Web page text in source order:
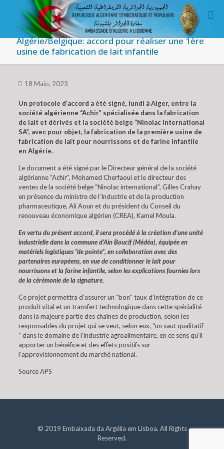
Algérie/Belgique: accord pour réaliser une 1ère
usine de fabrication de lait infantile
18 Maio, 2023
Un protocole d’accord a été signé, lundi à Alger, entre la
société algérienne “Achir” spécialisée dans la fabrication
de lait et dérivés et la société belge “Ninolac international
SA”, avec pour objet, la fabrication de la première usine de
fabrication de lait pour nourrissons et de farine infantile
en Algérie.
Le document a été signé par le Directeur général de la société
algérienne “Achir”, Mohamed Cherfaoui et le directeur des
ventes de la société belge “Ninolac international”, Gilles Crahay
en présence du ministre de l’Industrie et de la production
pharmaceutique, Ali Aoun et du président du Conseil du
renouveau économique algérien (CREA), Kamel Moula.
En vertu du présent accord, il sera procédé à la création d’une unité
industrielle dans la commune d’Ain Boucif (Médéa), équipée en
matériels logistiques “de pointe”, en collaboration avec des
partenaires européens, en vue de conditionner le lait pour
nourrissons et la farine infantile, selon les explications fournies lors
de la cérémonie de la signature.
Ce projet permettra d’assurer un “bon” taux d’intégration de ce
produit vital et un transfert technologique dans cette spécialité
dans la majeure partie des chaînes de production, selon les
responsables du projet qui se veut, selon eux, “un saut qualitatif
” dans le domaine de l’industrie agroalimentaire, en ce sens qu’il
apporter un bénéfice et des effets positifs sur
l’approvisionnement du marché national.
Source APS
© 2019 Embaixada da Argélia em Lisboa. All Rights
Reserved.